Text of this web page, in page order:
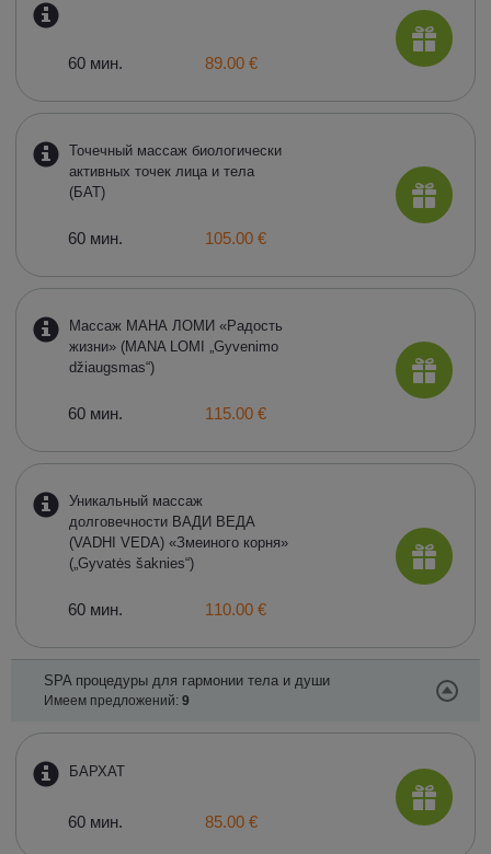
60 мин. 89.00 €
Точечный массаж биологически
активных точек лица и тела
(БАТ)
60 мин. 105.00 €
Массаж МАНА ЛОМИ «Радость
жизни» (MANA LOMI „Gyvenimo
džiaugsmas“)
60 мин. 115.00 €
Уникальный массаж
долговечности ВАДИ ВЕДА
(VADHI VEDA) «Змеиного корня»
(„Gyvatės šakniеs“)
60 мин. 110.00 €
SPA процедуры для гармонии тела и души
Имеем предложений: 9
БАРХАТ
60 мин. 85.00 €